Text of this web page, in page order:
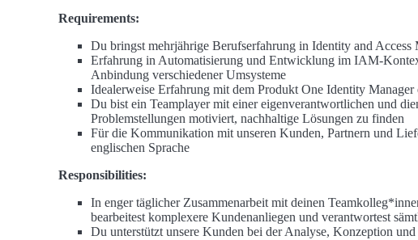
Requirements:
Du bringst mehrjährige Berufserfahrung in Identity and Access
Erfahrung in Automatisierung und Entwicklung im IAM-
Anbindung verschiedener Umsysteme
Idealerweise Erfahrung mit dem Produkt One Identity
Du bist ein Teamplayer mit einer eigenverantwortlichen und
Problemstellungen motiviert, nachhaltige Lösungen zu finden
Für die Kommunikation mit unseren Kunden, Partnern und
englischen Sprache
Responsibilities:
In enger täglicher Zusammenarbeit mit deinen
bearbeitest komplexere Kundenanliegen und verantwortest
Du unterstützt unsere Kunden bei der Analyse, Konzeption